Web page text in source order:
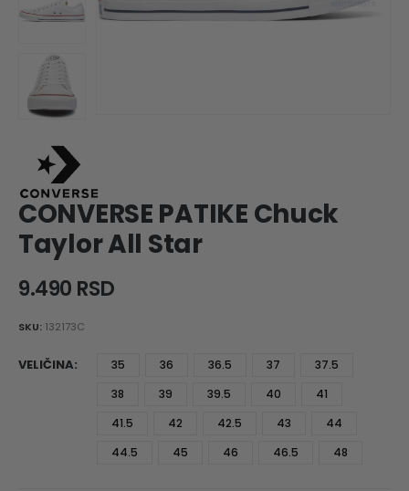
CONVERSE PATIKE Chuck
Taylor All Star
9.490 RSD
SKU: 132173C
VELIČINA 35 36 36.5 37
37.5
38
39 39.5 40
41
41.5
42 42.5 43
44
44.5
45 46 46.5 48